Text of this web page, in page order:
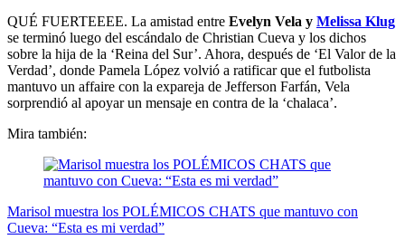
QUÉ FUERTEEEE. La amistad entre Evelyn Vela y Melissa Klug
se terminó luego del escándalo de Christian Cueva y los dichos
sobre la hija de la ‘Reina del Sur’. Ahora, después de ‘El Valor de la
Verdad’, donde Pamela López volvió a ratificar que el futbolista
mantuvo un affaire con la expareja de Jefferson Farfán, Vela
sorprendió al apoyar un mensaje en contra de la ‘chalaca’.
Mira también:
Marisol muestra los POLÉMICOS CHATS que mantuvo con
Cueva: “Esta es mi verdad”